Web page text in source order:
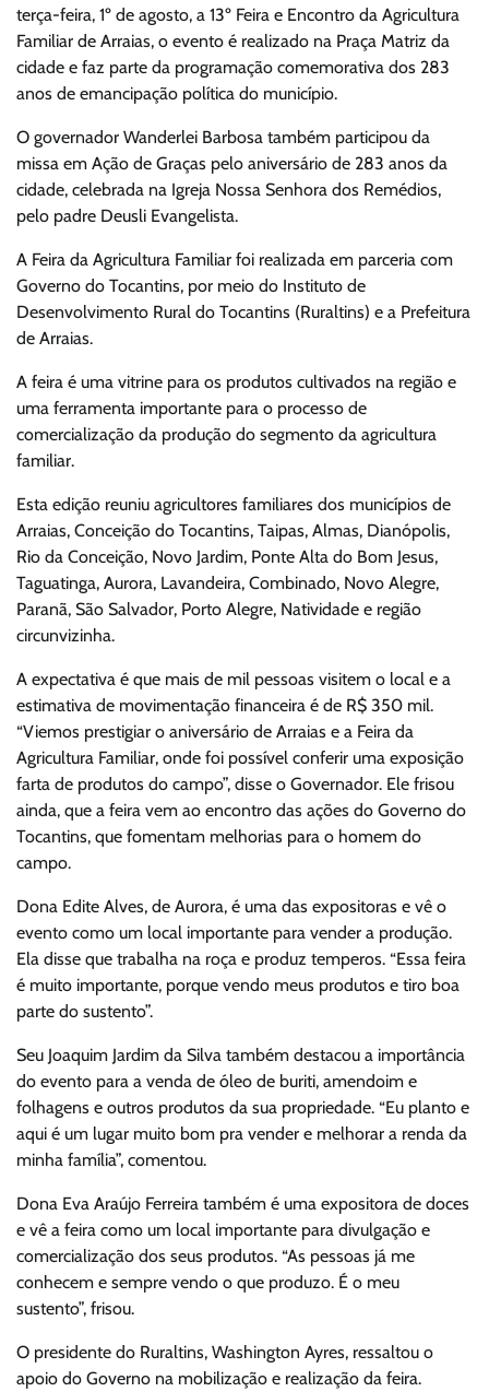
terça-feira, 1º de agosto, a 13º Feira e Encontro da Agricultura
Familiar de Arraias, o evento é realizado na Praça Matriz da
cidade e faz parte da programação comemorativa dos 283
anos de emancipação política do município.
O governador Wanderlei Barbosa também participou da
missa em Ação de Graças pelo aniversário de 283 anos da
cidade, celebrada na Igreja Nossa Senhora dos Remédios,
pelo padre Deusli Evangelista.
A Feira da Agricultura Familiar foi realizada em parceria com
Governo do Tocantins, por meio do Instituto de
Desenvolvimento Rural do Tocantins (Ruraltins) e a Prefeitura
de Arraias.
A feira é uma vitrine para os produtos cultivados na região e
uma ferramenta importante para o processo de
comercialização da produção do segmento da agricultura
familiar.
Esta edição reuniu agricultores familiares dos municípios de
Arraias, Conceição do Tocantins, Taipas, Almas, Dianópolis,
Rio da Conceição, Novo Jardim, Ponte Alta do Bom Jesus,
Taguatinga, Aurora, Lavandeira, Combinado, Novo Alegre,
Paranã, São Salvador, Porto Alegre, Natividade e região
circunvizinha.
A expectativa é que mais de mil pessoas visitem o local e a
estimativa de movimentação financeira é de R$ 350 mil.
“Viemos prestigiar o aniversário de Arraias e a Feira da
Agricultura Familiar, onde foi possível conferir uma exposição
farta de produtos do campo”, disse o Governador. Ele frisou
ainda, que a feira vem ao encontro das ações do Governo do
Tocantins, que fomentam melhorias para o homem do
campo.
Dona Edite Alves, de Aurora, é uma das expositoras e vê o
evento como um local importante para vender a produção.
Ela disse que trabalha na roça e produz temperos. “Essa feira
é muito importante, porque vendo meus produtos e tiro boa
parte do sustento”.
Seu Joaquim Jardim da Silva também destacou a importância
do evento para a venda de óleo de buriti, amendoim e
folhagens e outros produtos da sua propriedade. “Eu planto e
aqui é um lugar muito bom pra vender e melhorar a renda da
minha família”, comentou.
Dona Eva Araújo Ferreira também é uma expositora de doces
e vê a feira como um local importante para divulgação e
comercialização dos seus produtos. “As pessoas já me
conhecem e sempre vendo o que produzo. É o meu
sustento”, frisou.
O presidente do Ruraltins, Washington Ayres, ressaltou o
apoio do Governo na mobilização e realização da feira.